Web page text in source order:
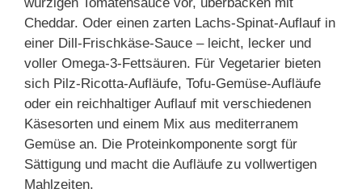
Cheddar. Oder einen zarten Lachs-Spinat-Auflauf in
einer Dill-Frischkäse-Sauce – leicht, lecker und
voller Omega-3-Fettsäuren. Für Vegetarier bieten
sich Pilz-Ricotta-Aufläufe, Tofu-Gemüse-Aufläufe
oder ein reichhaltiger Auflauf mit verschiedenen
Käsesorten und einem Mix aus mediterranem
Gemüse an. Die Proteinkomponente sorgt für
Sättigung und macht die Aufläufe zu vollwertigen
Mahlzeiten.